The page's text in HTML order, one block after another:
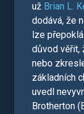
už Brian L.
dodává, že
lze
důvod věřit,
nebo
základních
uvedl
Brotherton